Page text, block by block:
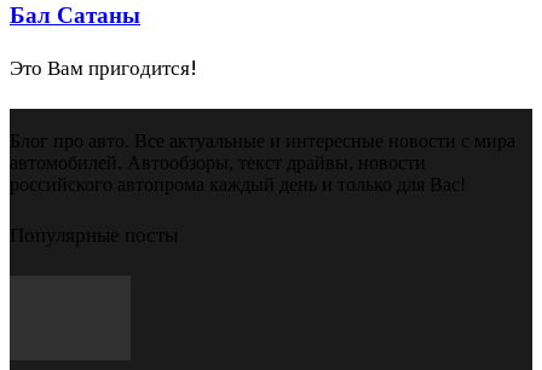
Бал Сатаны
Это Вам пригодится!
Блог про авто. Все актуальные и интересные новости с мира
автомобилей. Автообзоры, текст драйвы, новости
российского автопрома каждый день и только для Вас!
Популярные посты